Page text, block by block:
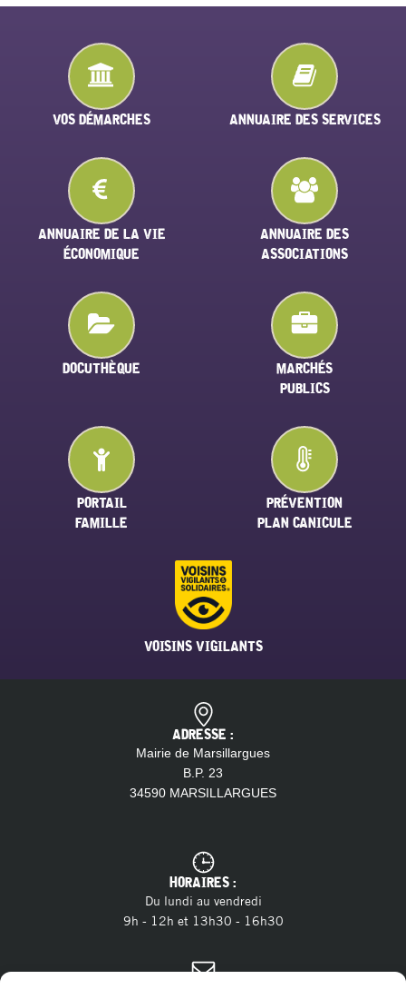
VOS DÉMARCHES ANNUAIRE DES SERVICES
ANNUAIRE DE LA VIE
ÉCONOMIQUE
ANNUAIRE DES
ASSOCIATIONS
DOCUTHÈQUE
MARCHÉS
PUBLICS
PORTAIL
FAMILLE
PRÉVENTION
PLAN CANICULE
VOISINS VIGILANTS
ADRESSE :
Mairie de Marsillargues
B.P. 23
34590 MARSILLARGUES
HORAIRES :
Du lundi au vendredi
9h - 12h et 13h30 - 16h30